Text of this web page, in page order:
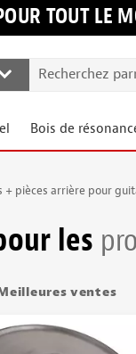
TOUT LE
Bois de
+ pièces arrière pour
les
ventes